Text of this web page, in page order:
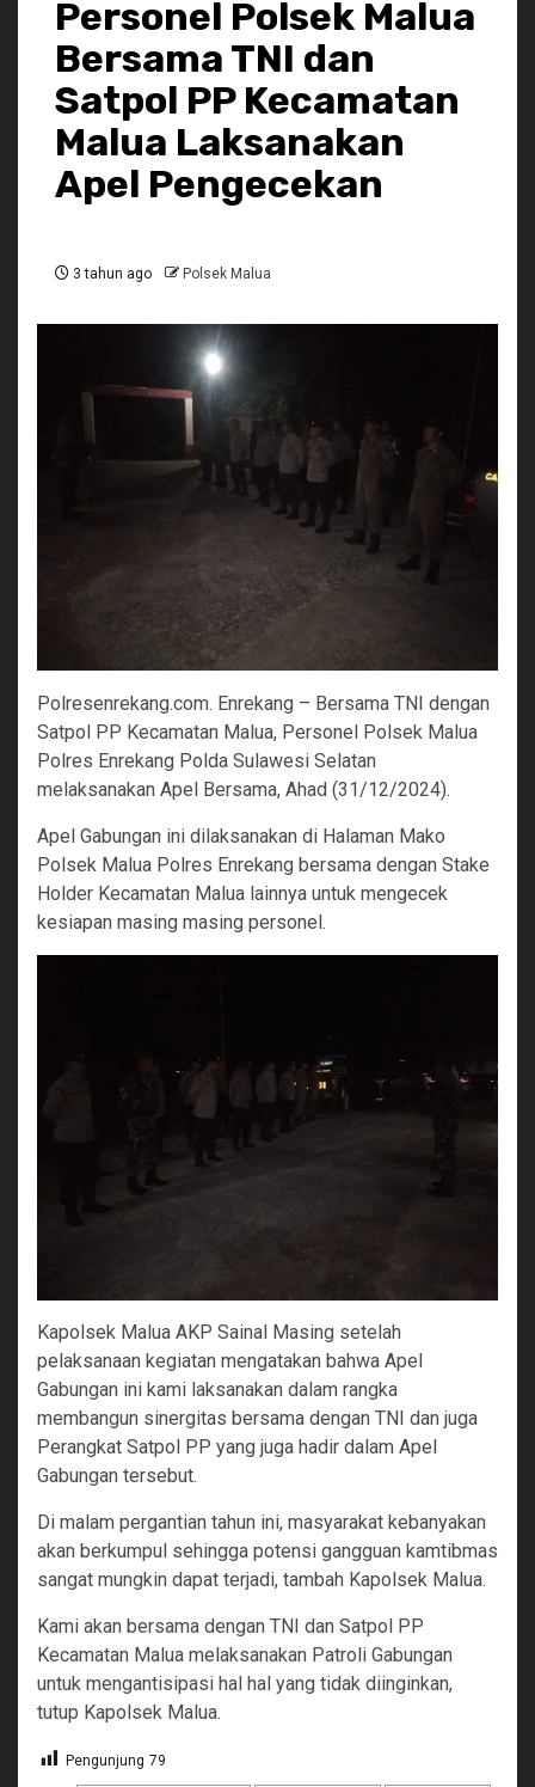
Personel Polsek Malua
Bersama TNI dan
Satpol PP Kecamatan
Malua Laksanakan
Apel Pengecekan
3 tahun ago Polsek Malua
Polresenrekang.com. Enrekang – Bersama TNI dengan
Satpol PP Kecamatan Malua, Personel Polsek Malua
Polres Enrekang Polda Sulawesi Selatan
melaksanakan Apel Bersama, Ahad (31/12/2024).
Apel Gabungan ini dilaksanakan di Halaman Mako
Polsek Malua Polres Enrekang bersama dengan Stake
Holder Kecamatan Malua lainnya untuk mengecek
kesiapan masing masing personel.
Kapolsek Malua AKP Sainal Masing setelah
pelaksanaan kegiatan mengatakan bahwa Apel
Gabungan ini kami laksanakan dalam rangka
membangun sinergitas bersama dengan TNI dan juga
Perangkat Satpol PP yang juga hadir dalam Apel
Gabungan tersebut.
Di malam pergantian tahun ini, masyarakat kebanyakan
akan berkumpul sehingga potensi gangguan kamtibmas
sangat mungkin dapat terjadi, tambah Kapolsek Malua.
Kami akan bersama dengan TNI dan Satpol PP
Kecamatan Malua melaksanakan Patroli Gabungan
untuk mengantisipasi hal hal yang tidak diinginkan,
tutup Kapolsek Malua.
Pengunjung 79